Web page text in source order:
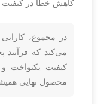
کاهش خطا در
در مجموع،
می‌کند که فرآیند
کیفیت یکنواخت
محصول نهایی